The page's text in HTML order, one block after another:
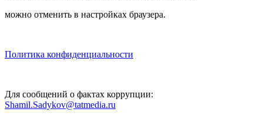
можно отменить в настройках браузера.
Политика конфиденциальности
Для сообщений о фактах коррупции:
Shamil.Sadykov@tatmedia.ru